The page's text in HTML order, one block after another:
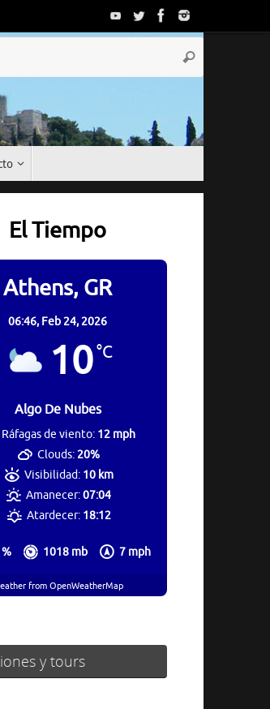
Buscar
El Tiempo
Athens, GR
06:46, Feb 24, 2026
10°C
Algo De Nubes
1018 mb 7 mph
Ráfagas de viento: 12 mph
Clouds:20%
Visibilidad: 10 km
Amanecer:07:04
Atardecer: 18:12
from OpenWeatherMap
y tours